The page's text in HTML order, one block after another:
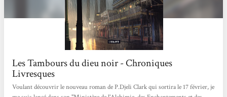
Les Tambours du dieu noir - Chroniques
Livresques
Voulant découvrir le nouveau roman de P.Djeli Clark qui sortira le 17 février, je